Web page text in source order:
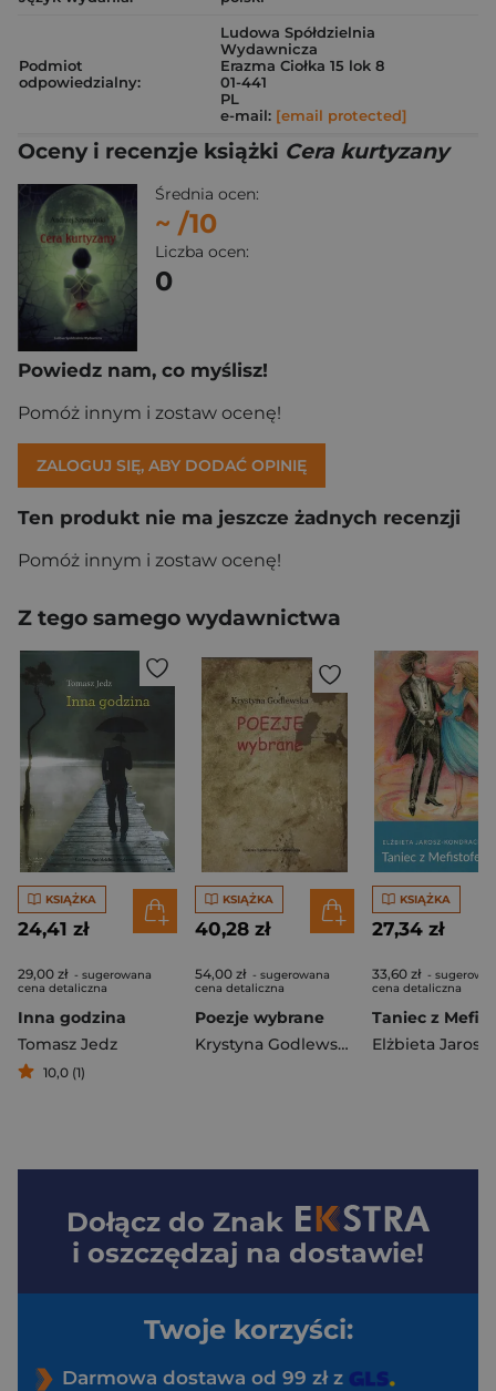
Podmiot
odpowiedzialny:
Ludowa Spółdzielnia
Wydawnicza
Erazma Ciołka 15 lok 8
01-441
PL
e-mail: [email protected]
Oceny i recenzje książki Cera kurtyzany
Średnia ocen:
~ /10
Liczba ocen:
0
Powiedz nam, co myślisz!
Pomóż innym i zostaw ocenę!
ZALOGUJ SIĘ, ABY DODAĆ OPINIĘ
Ten produkt nie ma jeszcze żadnych recenzji
Pomóż innym i zostaw ocenę!
Z tego samego wydawnictwa
KSIĄŻKA
24,41 zł
29,00 zł - sugerowana
cena detaliczna
Inna godzina
Tomasz Jedz
10,0 (1)
KSIĄŻKA
40,28 zł
54,00 zł - sugerowana
cena detaliczna
Poezje wybrane
Krystyna Godlewska
KSIĄŻKA
27,34 zł
33,60 zł -
cena detaliczna
Dołącz do Znak
i oszczędzaj na dostawie!
Twoje korzyści:
Darmowa dostawa od 99 zł z